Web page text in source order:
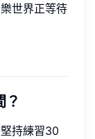
世界正等待
？
持練習30